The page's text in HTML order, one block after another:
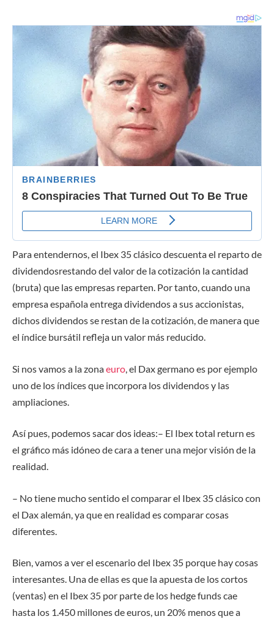
Para entendernos, el Ibex 35 clásicodescuenta el reparto de
dividendosrestando del valor de la cotización la cantidad
(bruta) que las empresas reparten. Por tanto, cuando una
empresa española entrega dividendos a sus accionistas,
dichos dividendos se restan de la cotización, de manera que
el índice bursátil refleja un valor más reducido.
Si nos vamos a la zonaeuro , el Dax germanoes por ejemplo
uno de los índicesque incorpora los dividendos y las
ampliaciones
Así pues, podemos sacar dos ideas:– El Ibex total return es
el gráfico más idóneo de cara a tener una mejor visión de la
realidad.
– No tiene mucho sentido el comparar el Ibex 35clásicocon
el Dax alemán, ya queen realidad es comparar cosas
diferentes.
Bien, vamos a ver el escenario del Ibex 35 porque hay cosas
interesantes. Una de ellas es que la apuesta de los cortos
(ventas) en el Ibex 35 por parte de los hedge fundscae
hasta los 1.450 millonesde euros, un 20% menos que a